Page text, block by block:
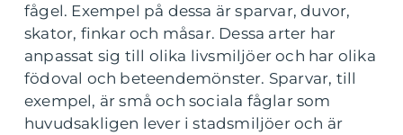
fågel. Exempel på dessa är sparvar, duvor,
skator, finkar och måsar. Dessa arter har
anpassat sig till olika livsmiljöer och har olika
födoval och beteendemönster. Sparvar, till
exempel, är små och sociala fåglar som
huvudsakligen lever i stadsmiljöer och är